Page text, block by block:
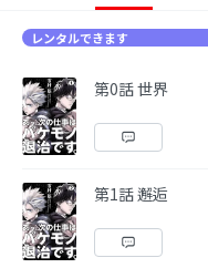
レンタルできます
第0話 世界
第1話 邂逅